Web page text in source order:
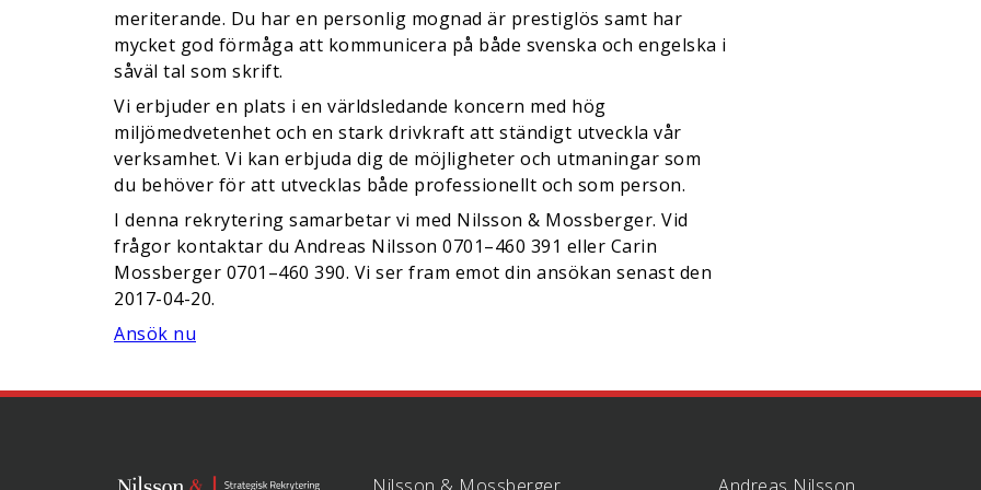
meriterande. Du har en personlig mognad är prestiglös samt har
mycket god förmåga att kommunicera på både svenska och engelska i
såväl tal som skrift.
Vi erbjuder en plats i en världsledande koncern med hög
miljömedvetenhet och en stark drivkraft att ständigt utveckla vår
verksamhet. Vi kan erbjuda dig de möjligheter och utmaningar som
du behöver för att utvecklas både professionellt och som person.
I denna rekrytering samarbetar vi med Nilsson & Mossberger. Vid
frågor kontaktar du Andreas Nilsson 0701–460 391 eller Carin
Mossberger 0701–460 390. Vi ser fram emot din ansökan senast den
2017-04-20.
Ansök nu